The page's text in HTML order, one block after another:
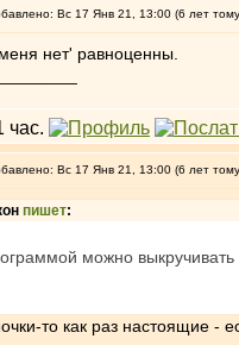
Вс 17 Янв 21, 13:00 (6 лет
нет' равноценны.
Вс 17 Янв 21, 13:00 (6 лет
пишет:
можно
то как раз настоящие -